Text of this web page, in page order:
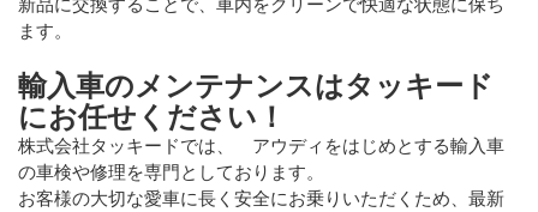
ます。
輸入車のメンテナンスはタッキード
にお任せください！
株式会社タッキードでは、 アウディをはじめとする輸入車
の車検や修理を専門としております。
お客様の大切な愛車に長く安全にお乗りいただくため、最新